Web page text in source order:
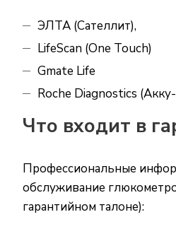
ЭЛТА (Сателлит),
LifeScan (One Touch)
Gmate Life
Roche Diagnostics
Что входит в
Профессиональные
обслуживание
гарантийном талоне):